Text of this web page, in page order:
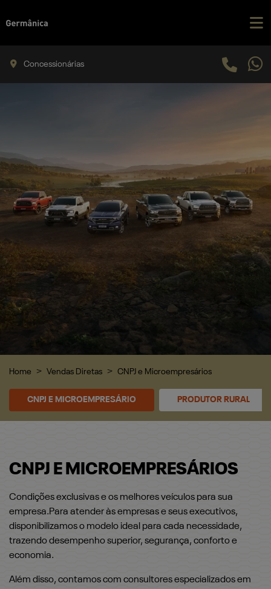
Concessionárias
Home Vendas Diretas CNPJ e Microempresários
CNPJ E MICROEMPRESÁRIO PRODUTOR RURAL
CNPJ E MICROEMPRESÁRIOS
Condições exclusivas e os melhores veículos para sua
empresa.Para atender às empresas e seus executivos,
disponibilizamos o modelo ideal para cada necessidade,
trazendo desempenho superior, segurança, conforto e
economia.
Além disso, contamos com consultores especializados em